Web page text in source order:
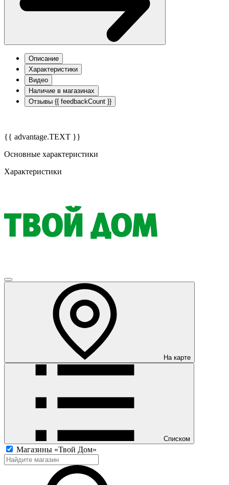
Описание
Характеристики
Видео
Наличие в магазинах
Отзывы {{ feedbackCount }}
{{ advantage.TEXT }}
Основные характеристики
Характеристики
На карте
Списком
Магазины «Твой Дом»